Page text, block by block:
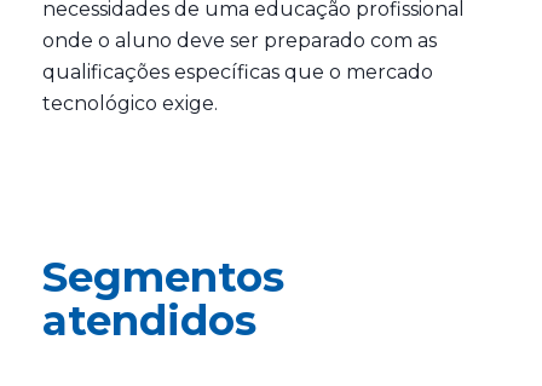
necessidades de uma educação profissional
onde o aluno deve ser preparado com as
qualificações específicas que o mercado
tecnológico exige.
Segmentos
atendidos